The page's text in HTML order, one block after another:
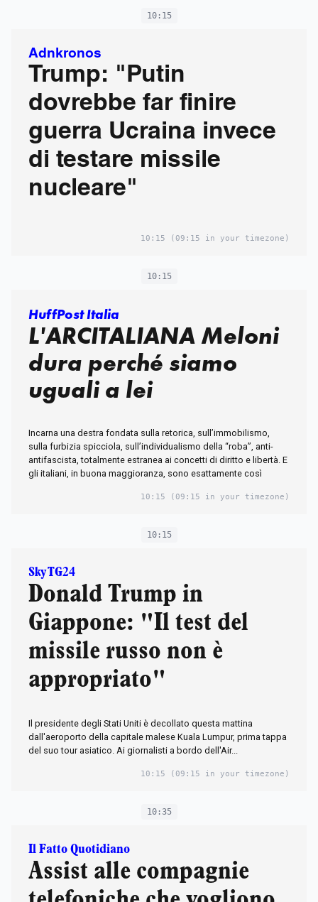
10:15
Adnkronos
Trump: "Putin
dovrebbe far finire
guerra Ucraina invece
di testare missile
nucleare"
10:15 (09:15 in your timezone)
10:15
HuffPost Italia
L'ARCITALIANA Meloni
dura perché siamo
uguali a lei
Incarna una destra fondata sulla retorica, sull’immobilismo,
sulla furbizia spicciola, sull’individualismo della “roba”, anti-
antifascista, totalmente estranea ai concetti di diritto e libertà. E
gli italiani, in buona maggioranza, sono esattamente così
10:15 (09:15 in your timezone)
10:15
Sky TG24
Donald Trump in
Giappone: "Il test del
missile russo non è
appropriato"
Il presidente degli Stati Uniti è decollato questa mattina
dall'aeroporto della capitale malese Kuala Lumpur, prima tappa
del suo tour asiatico. Ai giornalisti a bordo dell'Air...
10:15 (09:15 in your timezone)
10:35
Il Fatto Quotidiano
Assist alle compagnie